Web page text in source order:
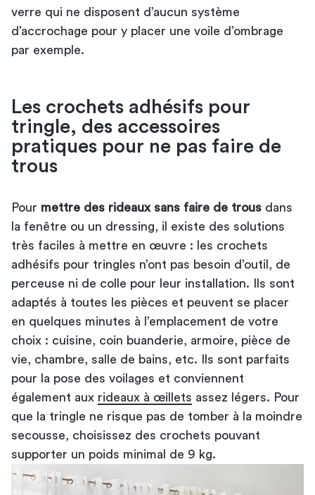
verre qui ne disposent d’aucun système
d’accrochage pour y placer une voile d’ombrage
par exemple.
Les crochets adhésifs pour
tringle, des accessoires
pratiques pour ne pas faire de
trous
Pour mettre des rideaux sans faire de trous dans
la fenêtre ou un dressing, il existe des solutions
très faciles à mettre en œuvre : les crochets
adhésifs pour tringles n’ont pas besoin d’outil, de
perceuse ni de colle pour leur installation. Ils sont
adaptés à toutes les pièces et peuvent se placer
en quelques minutes à l’emplacement de votre
choix : cuisine, coin buanderie, armoire, pièce de
vie, chambre, salle de bains, etc. Ils sont parfaits
pour la pose des voilages et conviennent
également aux rideaux à œillets assez légers. Pour
que la tringle ne risque pas de tomber à la moindre
secousse, choisissez des crochets pouvant
supporter un poids minimal de 9 kg.